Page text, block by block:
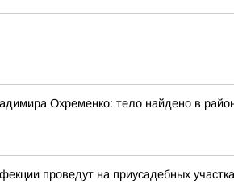
Охременко: тело найдено в
проведут на приусадебных